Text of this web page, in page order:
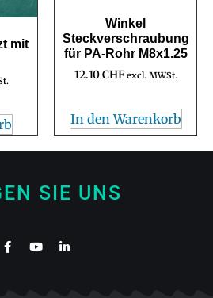
mit
Winkel
Steckverschraubung
für PA-Rohr M8x1.25
12.10CHF excl. MWSt.
In den Warenkorb
SIE UNS